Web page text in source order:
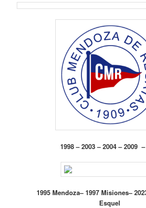
1998 – 2003 – 2004 – 2009
1995 Mendoza– 1997 Misiones–
Esquel